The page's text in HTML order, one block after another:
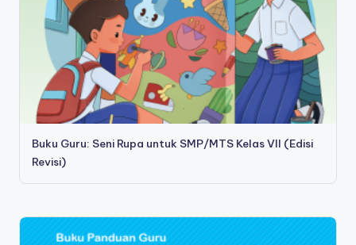
Buku Guru: Seni Rupa untuk SMP/MTS Kelas VII (Edisi
Revisi)